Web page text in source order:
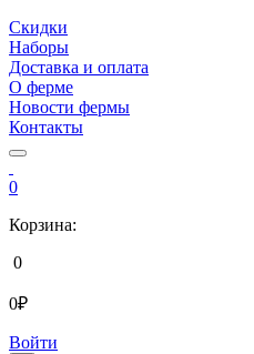
Скидки
Наборы
Доставка и оплата
О ферме
Новости фермы
Контакты
0
Корзина:
0
0₽
Войти